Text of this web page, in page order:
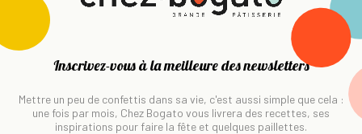
Inscrivez-vous à la meilleure des newsletters
Mettre un peu de confettis dans sa vie, c'est aussi simple que cela :
une fois par mois, Chez Bogato vous livrera des recettes, ses
inspirations pour faire la fête et quelques paillettes.